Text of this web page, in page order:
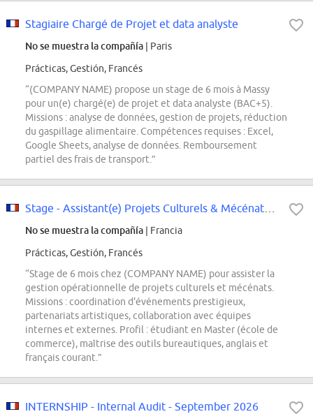
Stagiaire Chargé de Projet et data analyste
No se muestra la compañía | Paris
Prácticas, Gestión, Francés
“(COMPANY NAME) propose un stage de 6 mois à Massy
pour un(e) chargé(e) de projet et data analyste (BAC+5).
Missions : analyse de données, gestion de projets, réduction
du gaspillage alimentaire. Compétences requises : Excel,
Google Sheets, analyse de données. Remboursement
partiel des frais de transport.”
No se muestra la compañía | Francia
Prácticas, Gestión, Francés
“Stage de 6 mois chez (COMPANY NAME) pour assister la
gestion opérationnelle de projets culturels et mécénats.
Missions : coordination d'événements prestigieux,
partenariats artistiques, collaboration avec équipes
internes et externes. Profil : étudiant en Master (école de
commerce), maîtrise des outils bureautiques, anglais et
français courant.”
INTERNSHIP - Internal Audit - September 2026